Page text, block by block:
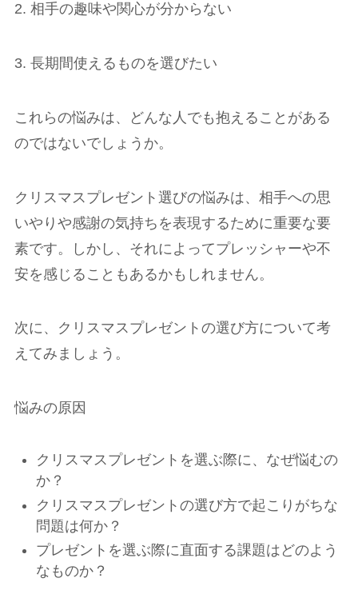
2. 相手の趣味や関心が分からない
3. 長期間使えるものを選びたい
これらの悩みは、どんな人でも抱えることがある
のではないでしょうか。
クリスマスプレゼント選びの悩みは、相手への思
いやりや感謝の気持ちを表現するために重要な要
素です。しかし、それによってプレッシャーや不
安を感じることもあるかもしれません。
次に、クリスマスプレゼントの選び方について考
えてみましょう。
悩みの原因
クリスマスプレゼントを選ぶ際に、なぜ悩むの
か？
クリスマスプレゼントの選び方で起こりがちな
問題は何か？
プレゼントを選ぶ際に直面する課題はどのよう
なものか？